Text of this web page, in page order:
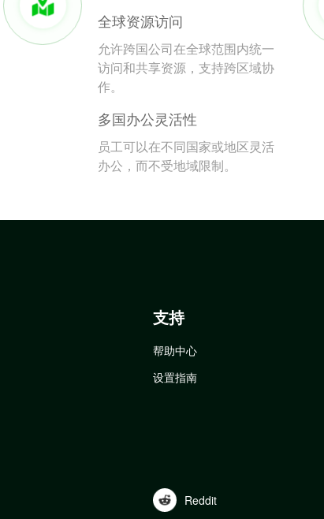
全球资源访问
允许跨国公司在全球范围内统一
访问和共享资源，支持跨区域协
作。
多国办公灵活性
员工可以在不同国家或地区灵活
办公，而不受地域限制。
支持
帮助中心
设置指南
Reddit